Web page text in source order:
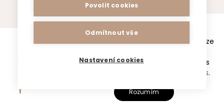
Reserved 2025, ZŠ a MŠ Jestřebí /
Webové stránky www.zsjestrebi.cz
používají k poskytování služeb a analýze
Používáním tohoto webu souhlasíte s
zásadami o používání cookies.
Rozumím
Povolit cookies
Odmítnout vše
Nastavení cookies